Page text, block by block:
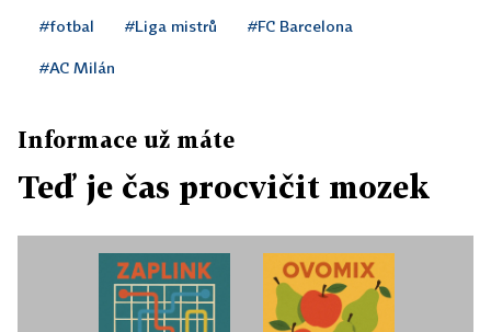
#fotbal #Liga mistrů #FC Barcelona
#AC Milán
Informace už máte
Teď je čas procvičit mozek